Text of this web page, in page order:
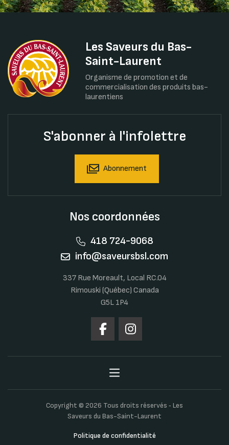
Les Saveurs du Bas-
Saint-Laurent
Organisme de promotion et de
commercialisation des produits bas-
laurentiens
S'abonner à l'infolettre
Abonnement
Nos coordonnées
418 724-9068
info@saveursbsl.com
337 Rue Moreault, Local RC.04
Rimouski (Québec) Canada
G5L 1P4
Copyright © 2026 Tous droits réservés ‐ Les
Saveurs du Bas-Saint-Laurent
Politique de confidentialité